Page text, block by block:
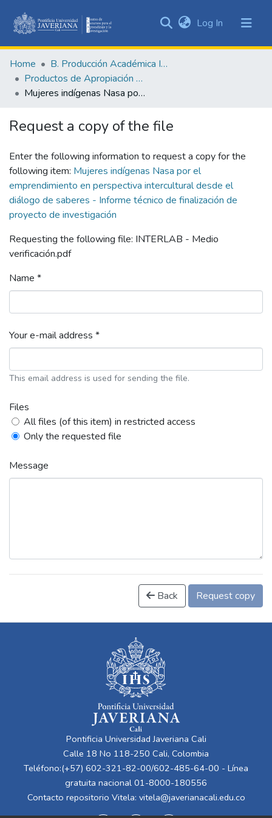
&
Collections
All of DSpace
Statistics
Log In (current)
Home
B. Producción Académica Institucional
Productos de Apropiación Social del Conocimiento
Mujeres indígenas Nasa por el emprendimiento en perspectiva intercultural desde el diálogo de saberes - Informe técnico de finalización de proyecto de investigación
Request a copy of the file
Enter the following information to request a copy for the
following item: Mujeres indígenas Nasa por el
emprendimiento en perspectiva intercultural desde el
diálogo de saberes - Informe técnico de finalización de
proyecto de investigación
Requesting the following file: INTERLAB - Medio
verificación.pdf
Name *
Your e-mail address *
This email address is used for sending the file.
Files
All files (of this item) in restricted access
Only the requested file
Message
Back Request copy
Pontificia Universidad Javeriana Cali
Calle 18 No 118-250 Cali, Colombia
Teléfono:(+57) 602-321-82-00/602-485-64-00 - Línea
gratuita nacional 01-8000-180556
Contacto repositorio Vitela: vitela@javerianacali.edu.co